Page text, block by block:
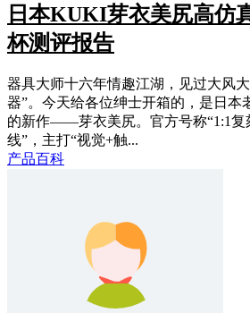
日本KUKI芽衣美尻高仿
杯测评报告
器具大师十六年情趣江湖，见过大风
器”。今天给各位绅士开箱的，是日本
的新作——芽衣美尻。官方号称“1:1复
线”，主打“视觉+触...
产品百科